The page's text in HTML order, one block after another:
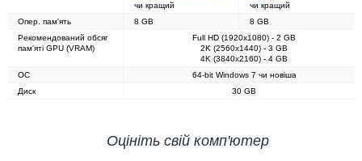
чи кращий
чи кращий
Опер. пам'ять
8 GB
8 GB
Рекомендований обсяг
пам'яті GPU (VRAM)
Full HD (1920x1080) - 2 GB
2K (2560x1440) - 3 GB
4K (3840x2160) - 4 GB
ОС
64-bit Windows 7 чи новіша
Диск
30 GB
Оцініть свій комп'ютер